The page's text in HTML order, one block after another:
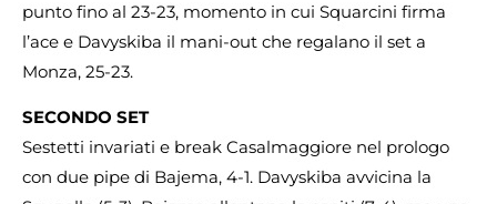
punto fino al 23-23, momento in cui Squarcini firma
l’ace e Davyskiba il mani-out che regalano il set a
Monza, 25-23.
SECONDO SET
Sestetti invariati e break Casalmaggiore nel prologo
con due pipe di Bajema, 4-1. Davyskiba avvicina la